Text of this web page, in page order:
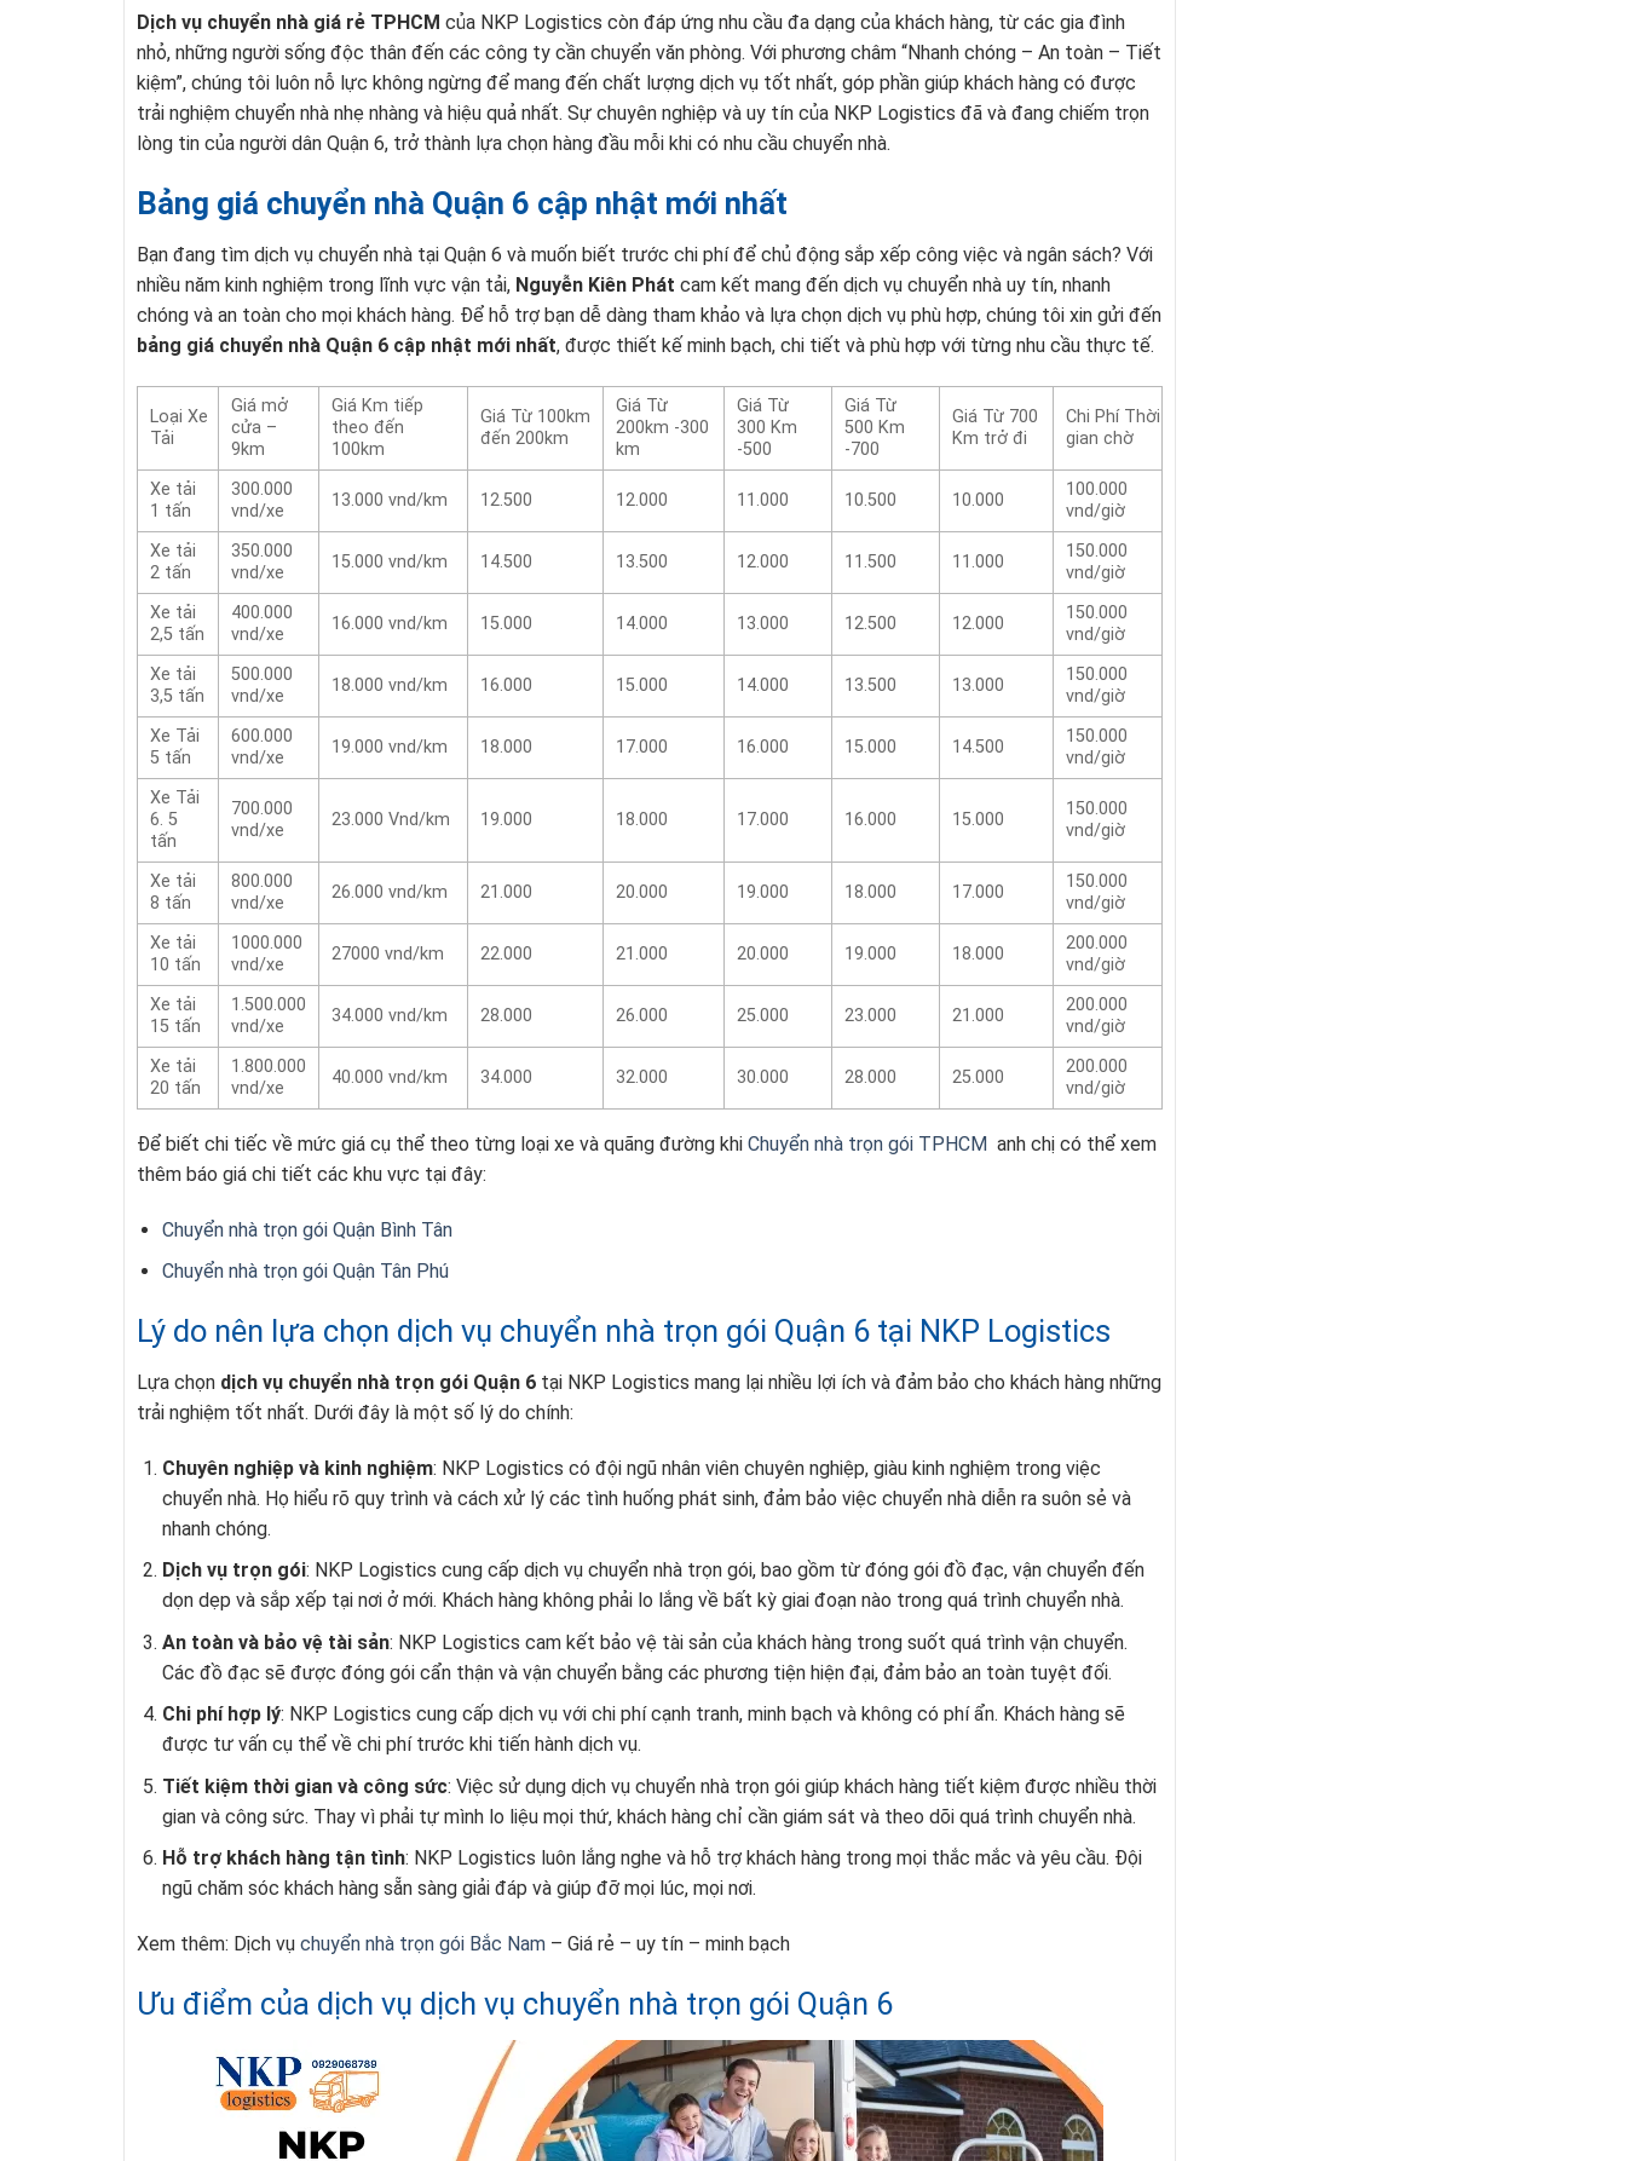
Dịch vụ chuyển nhà giá rẻ TPHCM của NKP Logistics còn đáp ứng nhu cầu đa dạng của khách hàng, từ các gia đình
nhỏ, những người sống độc thân đến các công ty cần chuyển văn phòng. Với phương châm “Nhanh chóng – An toàn – Tiết
kiệm”, chúng tôi luôn nỗ lực không ngừng để mang đến chất lượng dịch vụ tốt nhất, góp phần giúp khách hàng có được
trải nghiệm chuyển nhà nhẹ nhàng và hiệu quả nhất. Sự chuyên nghiệp và uy tín của NKP Logistics đã và đang chiếm trọn
lòng tin của người dân Quận 6, trở thành lựa chọn hàng đầu mỗi khi có nhu cầu chuyển nhà.
Bảng giá chuyển nhà Quận 6 cập nhật mới nhất
Bạn đang tìm dịch vụ chuyển nhà tại Quận 6 và muốn biết trước chi phí để chủ động sắp xếp công việc và ngân sách? Với
nhiều năm kinh nghiệm trong lĩnh vực vận tải, Nguyễn Kiên Phát cam kết mang đến dịch vụ chuyển nhà uy tín, nhanh
chóng và an toàn cho mọi khách hàng. Để hỗ trợ bạn dễ dàng tham khảo và lựa chọn dịch vụ phù hợp, chúng tôi xin gửi đến
bảng giá chuyển nhà Quận 6 cập nhật mới nhất, được thiết kế minh bạch, chi tiết và phù hợp với từng nhu cầu thực tế.
Loại Xe
Tải
Giá mở
cửa –
9km
Giá Km tiếp
theo đến
100km
Giá Từ 100km
đến 200km
Giá Từ
200km -300
km
Giá Từ
300 Km
-500
Giá Từ
500 Km
-700
Giá Từ 700
Km trở đi
Chi Phí Thời
gian chờ
Xe tải
1 tấn
300.000
vnd/xe
13.000 vnd/km 12.500 12.000 11.000 10.500 10.000
100.000
vnd/giờ
Xe tải
2 tấn
350.000
vnd/xe
15.000 vnd/km 14.500 13.500 12.000 11.500 11.000
150.000
vnd/giờ
Xe tải
2,5 tấn
400.000
vnd/xe
16.000 vnd/km 15.000 14.000 13.000 12.500 12.000
150.000
vnd/giờ
Xe tải
3,5 tấn
500.000
vnd/xe
18.000 vnd/km 16.000 15.000 14.000 13.500 13.000
150.000
vnd/giờ
Xe Tải
5 tấn
600.000
vnd/xe
19.000 vnd/km 18.000 17.000 16.000 15.000 14.500
150.000
vnd/giờ
Xe Tải
6. 5
tấn
700.000
vnd/xe
23.000 Vnd/km 19.000 18.000 17.000 16.000 15.000
150.000
vnd/giờ
Xe tải
8 tấn
800.000
vnd/xe
26.000 vnd/km 21.000 20.000 19.000 18.000 17.000
150.000
vnd/giờ
Xe tải
10 tấn
1000.000
vnd/xe
27000 vnd/km 22.000 21.000 20.000 19.000 18.000
200.000
vnd/giờ
Xe tải
15 tấn
1.500.000
vnd/xe
34.000 vnd/km 28.000 26.000 25.000 23.000 21.000
200.000
vnd/giờ
Xe tải
20 tấn
1.800.000
vnd/xe
40.000 vnd/km 34.000 32.000 30.000 28.000 25.000
200.000
vnd/giờ
Để biết chi tiếc về mức giá cụ thể theo từng loại xe và quãng đường khi Chuyển nhà trọn gói TPHCM anh chị có thể xem
thêm báo giá chi tiết các khu vực tại đây:
Chuyển nhà trọn gói Quận Bình Tân
Chuyển nhà trọn gói Quận Tân Phú
Lý do nên lựa chọn dịch vụ chuyển nhà trọn gói Quận 6 tại NKP Logistics
Lựa chọn dịch vụ chuyển nhà trọn gói Quận 6 tại NKP Logistics mang lại nhiều lợi ích và đảm bảo cho khách hàng những
trải nghiệm tốt nhất. Dưới đây là một số lý do chính:
Chuyên nghiệp và kinh nghiệm: NKP Logistics có đội ngũ nhân viên chuyên nghiệp, giàu kinh nghiệm trong việc
chuyển nhà. Họ hiểu rõ quy trình và cách xử lý các tình huống phát sinh, đảm bảo việc chuyển nhà diễn ra suôn sẻ và
nhanh chóng.
Dịch vụ trọn gói: NKP Logistics cung cấp dịch vụ chuyển nhà trọn gói, bao gồm từ đóng gói đồ đạc, vận chuyển đến
dọn dẹp và sắp xếp tại nơi ở mới. Khách hàng không phải lo lắng về bất kỳ giai đoạn nào trong quá trình chuyển nhà.
An toàn và bảo vệ tài sản: NKP Logistics cam kết bảo vệ tài sản của khách hàng trong suốt quá trình vận chuyển.
Các đồ đạc sẽ được đóng gói cẩn thận và vận chuyển bằng các phương tiện hiện đại, đảm bảo an toàn tuyệt đối.
Chi phí hợp lý: NKP Logistics cung cấp dịch vụ với chi phí cạnh tranh, minh bạch và không có phí ẩn. Khách hàng sẽ
được tư vấn cụ thể về chi phí trước khi tiến hành dịch vụ.
Tiết kiệm thời gian và công sức: Việc sử dụng dịch vụ chuyển nhà trọn gói giúp khách hàng tiết kiệm được nhiều thời
gian và công sức. Thay vì phải tự mình lo liệu mọi thứ, khách hàng chỉ cần giám sát và theo dõi quá trình chuyển nhà.
Hỗ trợ khách hàng tận tình: NKP Logistics luôn lắng nghe và hỗ trợ khách hàng trong mọi thắc mắc và yêu cầu. Đội
ngũ chăm sóc khách hàng sẵn sàng giải đáp và giúp đỡ mọi lúc, mọi nơi.
Xem thêm: Dịch vụ chuyển nhà trọn gói Bắc Nam – Giá rẻ – uy tín – minh bạch
Ưu điểm của dịch vụ dịch vụ chuyển nhà trọn gói Quận 6